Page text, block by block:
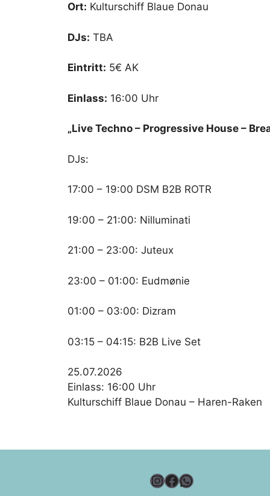
Ort: Kulturschiff Blaue Donau
DJs: TBA
Eintritt: 5€ AK
Einlass: 16:00 Uhr
„Live Techno – Progressive House –
DJs:
17:00 – 19:00 DSM B2B ROTR
19:00 – 21:00: Nilluminati
21:00 – 23:00: Juteux
23:00 – 01:00: Eudmønie
01:00 – 03:00: Dizram
03:15 – 04:15: B2B Live Set
25.07.2026
Einlass: 16:00 Uhr
Kulturschiff Blaue Donau – Haren-Raken
InstagramFacebook WhatsApp